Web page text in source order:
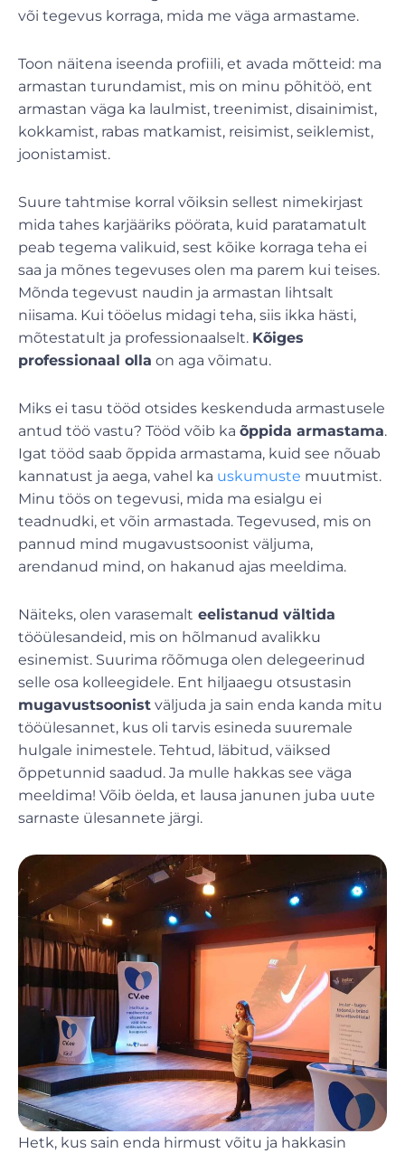
või tegevus korraga, mida me väga armastame.
Toon näitena iseenda profiili, et avada mõtteid: ma
armastan turundamist, mis on minu põhitöö, ent
armastan väga ka laulmist, treenimist, disainimist,
kokkamist, rabas matkamist, reisimist, seiklemist,
joonistamist.
Suure tahtmise korral võiksin sellest nimekirjast
mida tahes karjääriks pöörata, kuid paratamatult
peab tegema valikuid, sest kõike korraga teha ei
saa ja mõnes tegevuses olen ma parem kui teises.
Mõnda tegevust naudin ja armastan lihtsalt
niisama. Kui tööelus midagi teha, siis ikka hästi,
mõtestatult ja professionaalselt. Kõiges
professionaal olla on aga võimatu.
Miks ei tasu tööd otsides keskenduda armastusele
antud töö vastu? Tööd võib ka õppida armastama.
Igat tööd saab õppida armastama, kuid see nõuab
kannatust ja aega, vahel ka uskumuste muutmist.
Minu töös on tegevusi, mida ma esialgu ei
teadnudki, et võin armastada. Tegevused, mis on
pannud mind mugavustsoonist väljuma,
arendanud mind, on hakanud ajas meeldima.
Näiteks, olen varasemalt eelistanud vältida
tööülesandeid, mis on hõlmanud avalikku
esinemist. Suurima rõõmuga olen delegeerinud
selle osa kolleegidele. Ent hiljaaegu otsustasin
mugavustsoonist väljuda ja sain enda kanda mitu
tööülesannet, kus oli tarvis esineda suuremale
hulgale inimestele. Tehtud, läbitud, väiksed
õppetunnid saadud. Ja mulle hakkas see väga
meeldima! Võib öelda, et lausa janunen juba uute
sarnaste ülesannete järgi.
Hetk, kus sain enda hirmust võitu ja hakkasin